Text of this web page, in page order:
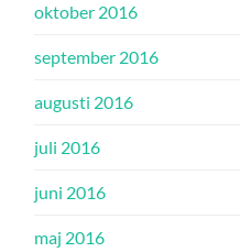
oktober 2016
september 2016
augusti 2016
juli 2016
juni 2016
maj 2016